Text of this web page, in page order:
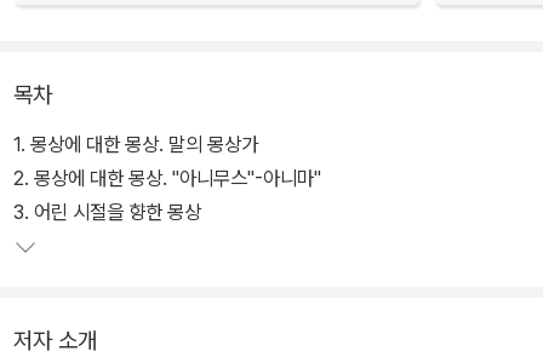
목차
1. 몽상에 대한 몽상. 말의 몽상가
2. 몽상에 대한 몽상. "아니무스"-아니마"
3. 어린 시절을 향한 몽상
저자 소개